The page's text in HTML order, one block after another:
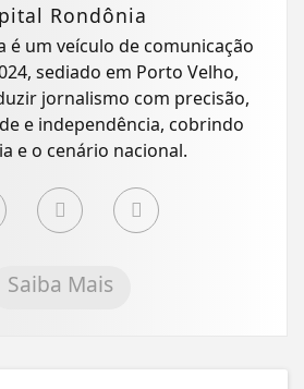
Rondônia
é um veículo de comunicação
sediado em Porto Velho,
jornalismo com precisão,
e independência, cobrindo
e o cenário nacional.
Saiba Mais